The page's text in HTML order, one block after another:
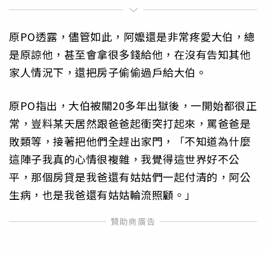
原PO透露，儘管如此，阿嬤還是非常疼愛大伯，總
是原諒他，甚至會拿很多錢給他，在沒有告知其他
家人情況下，還把房子偷偷過戶給大伯。
原PO指出，大伯被關20多年出獄後，一開始都很正
常，豈料某天居然跟爸爸起衝突打起來，罵爸爸是
敗類等，接著把他們全趕出家門，「不知道為什麼
這陣子我真的心情很複雜，我覺得這世界好不公
平，那個房貸是我爸還有姑姑們一起付清的，阿公
生病，也是我爸還有姑姑輪流照顧。」